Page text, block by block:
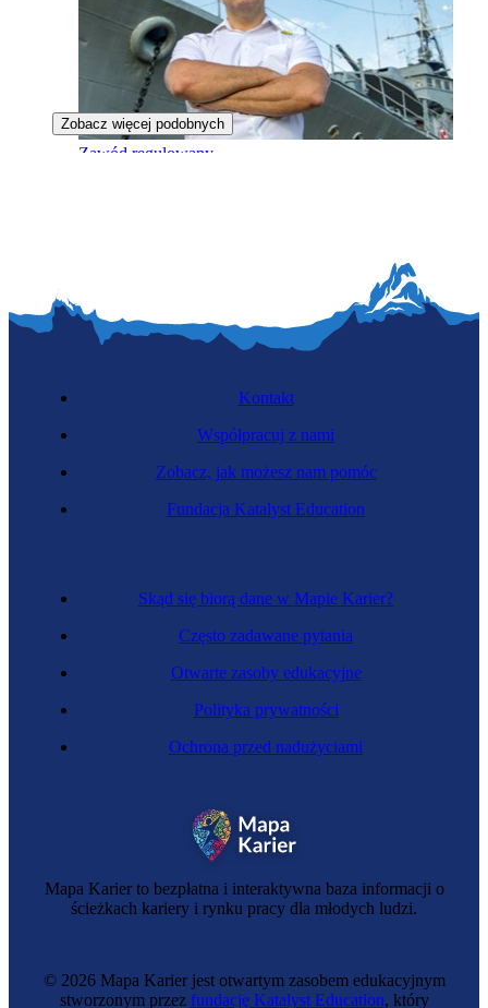
Zawód regulowany
Specjalista żeglugi śródlądowej
Zobacz więcej podobnych
Mapa Karier to bezpłatna i interaktywna baza informacji o
ścieżkach kariery i rynku pracy dla młodych ludzi.
Skąd się biorą dane w Mapie Karier?
Często zadawane pytania
Otwarte zasoby edukacyjne
Polityka prywatności
Ochrona przed nadużyciami
Kontakt
Współpracuj z nami
Zobacz, jak możesz nam pomóc
Fundacja Katalyst Education
© 2026 Mapa Karier jest otwartym zasobem edukacyjnym
stworzonym przez fundację Katalyst Education, który